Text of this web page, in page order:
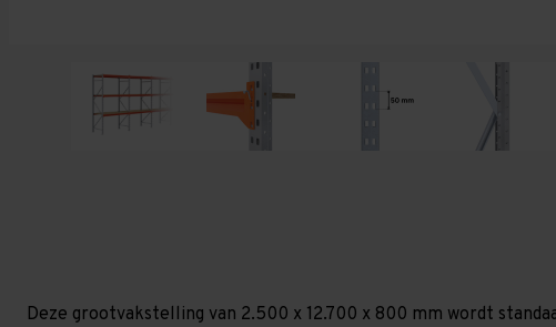
Deze grootvakstelling van 2.500 x 12.700 x 800 mm wordt